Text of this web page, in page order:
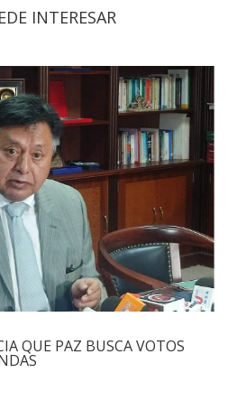
INTERESAR
QUE PAZ BUSCA VOTOS